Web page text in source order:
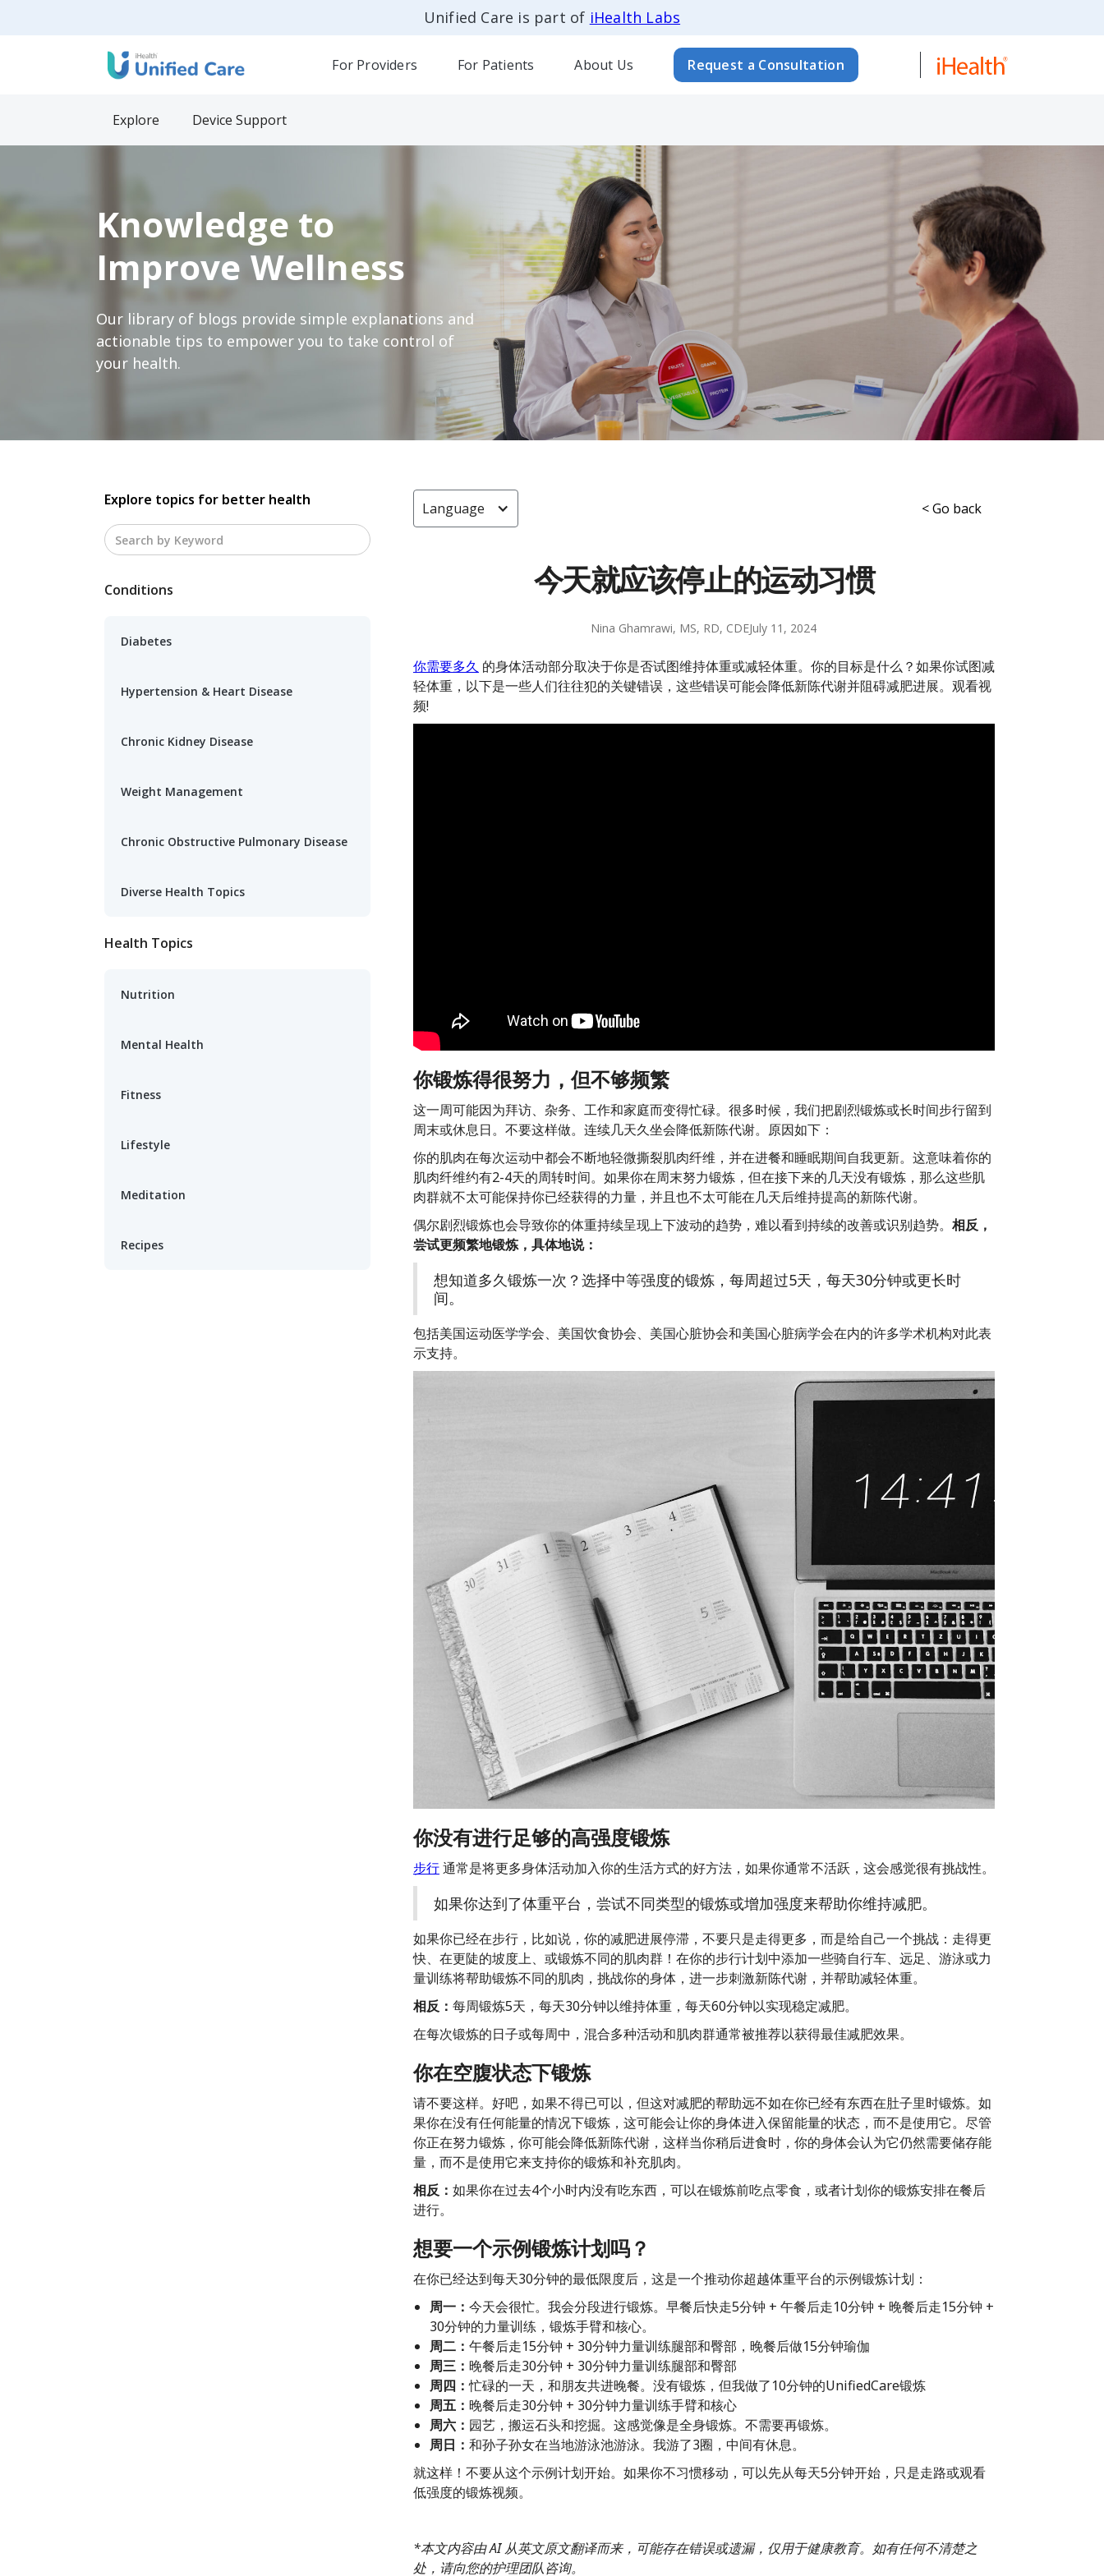
Unified Care is part of iHealth Labs
For Providers For Patients About Us Request a Consultation
Explore Device Support
Knowledge to
Improve Wellness
Our library of blogs provide simple explanations and
actionable tips to empower you to take control of
your health.
Explore topics for better health
Conditions
Diabetes
Hypertension & Heart Disease
Chronic Kidney Disease
Weight Management
Chronic Obstructive Pulmonary Disease
Diverse Health Topics
Health Topics
Nutrition
Mental Health
Fitness
Lifestyle
Meditation
Recipes
Language < Go back
今天就应该停止的运动习惯
Nina Ghamrawi, MS, RD, CDEJuly 11, 2024
你需要多久 的身体活动部分取决于你是否试图维持体重或减轻体重。你的目标是什么？如果你试图减
轻体重，以下是一些人们往往犯的关键错误，这些错误可能会降低新陈代谢并阻碍减肥进展。观看视
频!
你锻炼得很努力，但不够频繁
这一周可能因为拜访、杂务、工作和家庭而变得忙碌。很多时候，我们把剧烈锻炼或长时间步行留到
周末或休息日。不要这样做。连续几天久坐会降低新陈代谢。原因如下：
你的肌肉在每次运动中都会不断地轻微撕裂肌肉纤维，并在进餐和睡眠期间自我更新。这意味着你的
肌肉纤维约有2-4天的周转时间。如果你在周末努力锻炼，但在接下来的几天没有锻炼，那么这些肌
肉群就不太可能保持你已经获得的力量，并且也不太可能在几天后维持提高的新陈代谢。
偶尔剧烈锻炼也会导致你的体重持续呈现上下波动的趋势，难以看到持续的改善或识别趋势。 相反，
尝试更频繁地锻炼，具体地说：
想知道多久锻炼一次？选择中等强度的锻炼，每周超过5天，每天30分钟或更长时
间。
包括美国运动医学学会、美国饮食协会、美国心脏协会和美国心脏病学会在内的许多学术机构对此表
示支持。
你没有进行足够的高强度锻炼
步行通常是将更多身体活动加入你的生活方式的好方法，如果你通常不活跃，这会感觉很有挑战性。
如果你达到了体重平台，尝试不同类型的锻炼或增加强度来帮助你维持减肥。
如果你已经在步行，比如说，你的减肥进展停滞，不要只是走得更多，而是给自己一个挑战：走得更
快、在更陡的坡度上、或锻炼不同的肌肉群！在你的步行计划中添加一些骑自行车、远足、游泳或力
量训练将帮助锻炼不同的肌肉，挑战你的身体，进一步刺激新陈代谢，并帮助减轻体重。
相反： 每周锻炼5天，每天30分钟以维持体重，每天60分钟以实现稳定减肥。
在每次锻炼的日子或每周中，混合多种活动和肌肉群通常被推荐以获得最佳减肥效果。
你在空腹状态下锻炼
请不要这样。好吧，如果不得已可以，但这对减肥的帮助远不如在你已经有东西在肚子里时锻炼。如
果你在没有任何能量的情况下锻炼，这可能会让你的身体进入保留能量的状态，而不是使用它。尽管
你正在努力锻炼，你可能会降低新陈代谢，这样当你稍后进食时，你的身体会认为它仍然需要储存能
量，而不是使用它来支持你的锻炼和补充肌肉。
相反： 如果你在过去4个小时内没有吃东西，可以在锻炼前吃点零食，或者计划你的锻炼安排在餐后
进行。
想要一个示例锻炼计划吗？
在你已经达到每天30分钟的最低限度后，这是一个推动你超越体重平台的示例锻炼计划：
周一： 今天会很忙。我会分段进行锻炼。早餐后快走5分钟 + 午餐后走10分钟 + 晚餐后走15分钟 +
30分钟的力量训练，锻炼手臂和核心。
周二： 午餐后走15分钟 + 30分钟力量训练腿部和臀部，晚餐后做15分钟瑜伽
周三： 晚餐后走30分钟 + 30分钟力量训练腿部和臀部
周四：忙碌的一天，和朋友共进晚餐。没有锻炼，但我做了10分钟的UnifiedCare锻炼
周五： 晚餐后走30分钟 + 30分钟力量训练手臂和核心
周六： 园艺，搬运石头和挖掘。这感觉像是全身锻炼。不需要再锻炼。
周日： 和孙子孙女在当地游泳池游泳。我游了3圈，中间有休息。
就这样！不要从这个示例计划开始。如果你不习惯移动，可以先从每天5分钟开始，只是走路或观看
低强度的锻炼视频。
*本文内容由 AI 从英文原文翻译而来，可能存在错误或遗漏，仅用于健康教育。如有任何不清楚之
处，请向您的护理团队咨询。